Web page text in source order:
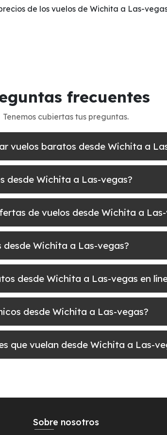
de los vuelos de Wichita a Las-
frecuentes
Tenemos cubiertas tus preguntas.
vuelos baratos desde Wichita a
desde Wichita a Las-vegas?
de vuelos desde Wichita a
Wichita a Las-vegas?
desde Wichita a Las-vegas en
desde Wichita a Las-vegas?
que vuelan desde Wichita a Las-
Sobre nosotros